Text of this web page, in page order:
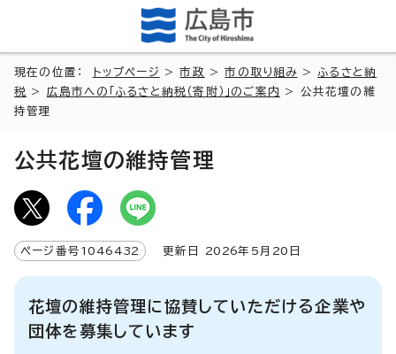
現在の位置： トップページ >市政 >市の取り組み > ふるさと納
税
> 広島市への「ふるさと納税（寄附）」のご案内
> 公共花壇の維
持管理
公共花壇の維持管理
ページ番号 1046432 更新日 2026年5月 20 日
花壇の維持管理に協賛していただける企業や
団体を募集しています